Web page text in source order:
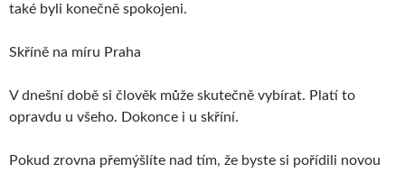
také byli konečně spokojeni.
Skříně na míru Praha
V dnešní době si člověk může skutečně vybírat. Platí to
opravdu u všeho. Dokonce i u skříní.
Pokud zrovna přemýšlíte nad tím, že byste si pořídili novou